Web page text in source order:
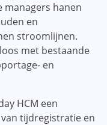
managers hanen
en
stroomlijnen.
met bestaande
en
HCM een
tijdregistratie en